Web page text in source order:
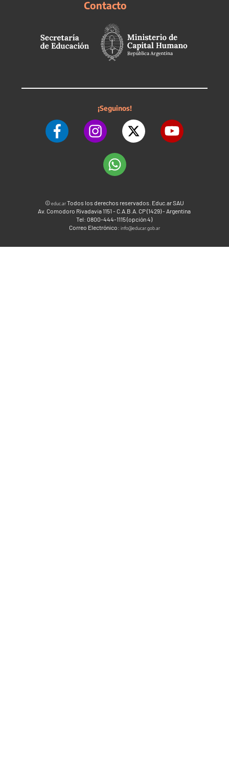
Contacto
¡Seguinos!
©educ.arTodos los derechos reservados. Educ.ar SAU
Av. Comodoro Rivadavia 1151 - C.A.B.A. CP (1429) - Argentina
Tel: 0800-444-1115 (opción 4)
Correo Electrónico: info@educar.gob.ar